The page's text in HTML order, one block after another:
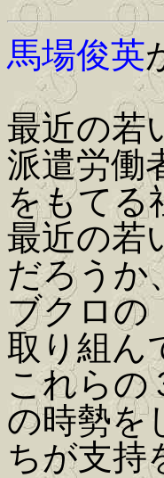
馬場俊英
最近の若
派遣労働
をもてる
最近の若
だろうか
ブクロの
取り組ん
これらの
の時勢を
ちが支持